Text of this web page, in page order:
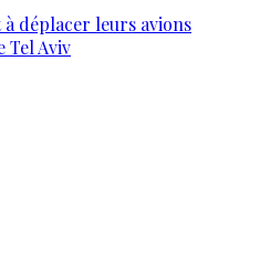
déplacer leurs avions
Tel Aviv